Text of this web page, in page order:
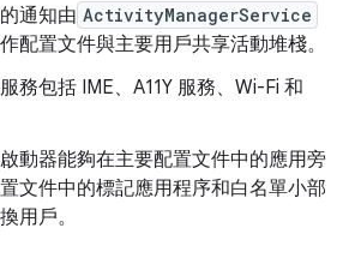
通知由 ActivityManagerService
配置文件與主要用戶共享活動堆棧。
務包括 IME、A11Y 服務、Wi-Fi 和
動器能夠在主要配置文件中的應用旁
文件中的標記應用程序和白名單小部
用戶。